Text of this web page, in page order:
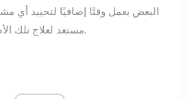
البعض يعمل وقتًا إضافيًا لتحييد أي
مستعد لعلاج تلك الأصابع؟ إليك ما تبحث عنه.